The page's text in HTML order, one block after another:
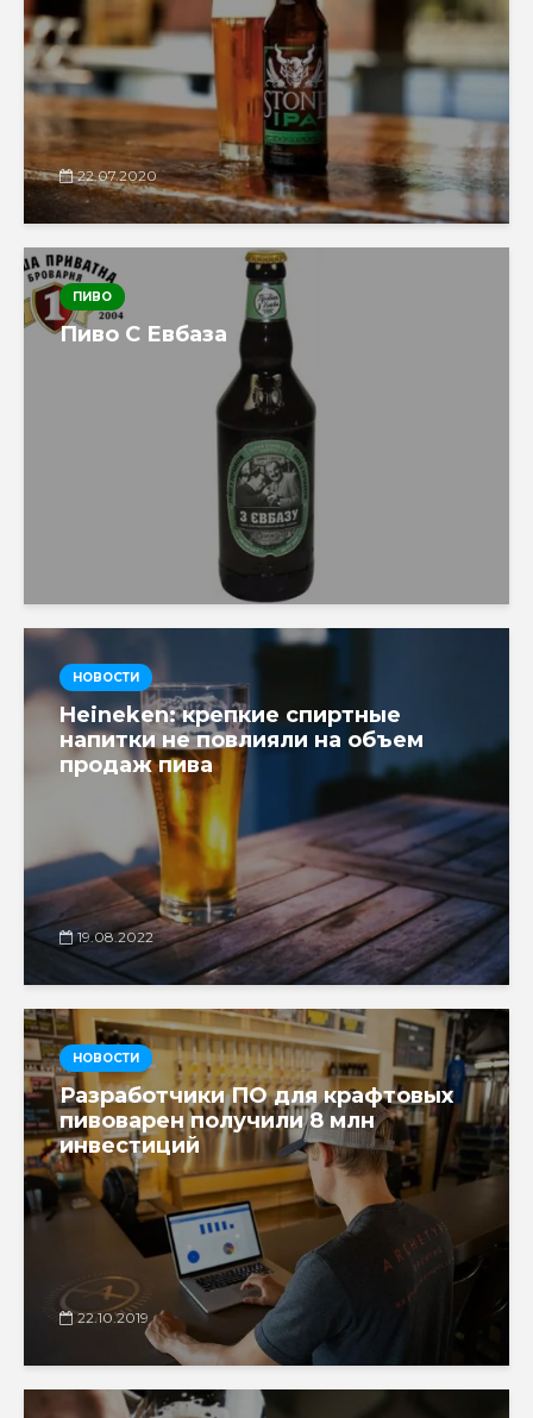
22.07.2020
ПИВО
Пиво С Евбаза
НОВОСТИ
Heineken: крепкие спиртные
напитки не повлияли на объем
продаж пива
19.08.2022
НОВОСТИ
Разработчики ПО для крафтовых
пивоварен получили 8 млн
инвестиций
22.10.2019